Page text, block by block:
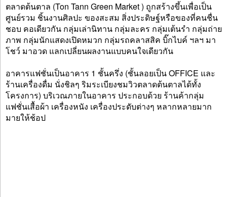
ตลาดต้นตาล (Ton Tann Green Market ) ถูกสร้างขึ้นเพื่อเป็น
ศูนย์รวม ชิ้นงานศิลปะ ของสะสม สิ่งประดิษฐ์หรือของที่คนชื่น
ชอบ คอเดียวกัน กลุ่มเล่านิทาน กลุ่มละคร กลุ่มเต้นรำ กลุ่มถ่าย
ภาพ กลุ่มนักแสดงเปิดหมวก กลุ่มรถคลาสสิค บิ๊กไบค์ ฯลฯ มา
โชว์ มาอวด แลกเปลี่ยนผลงานแบบคนใจเดียวกัน
อาคารแฟชั่นเป็นอาคาร 1 ชั้นครึ่ง (ชั้นลอยเป็น OFFICE และ
ร้านเครื่องดื่ม นั่งชิลๆ ริมระเบียงชมวิวตลาดต้นตาลได้ทั้ง
โครงการ) บริเวณภายในอาคาร ประกอบด้วย ร้านค้ากลุ่ม
แฟชั่นเสื้อผ้า เครื่องหนัง เครื่องประดับต่างๆ หลากหลายมาก
มายให้ช้อป